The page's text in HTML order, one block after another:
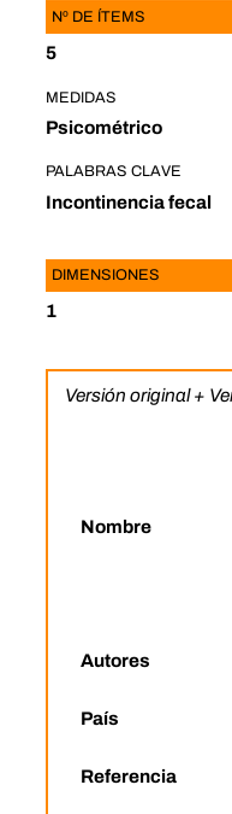
Nº DE ÍTEMS
5
MEDIDAS
Psicométrico
PALABRAS CLAVE
Incontinencia fecal
DIMENSIONES
1
Versión original +
Nombre
Autores
País
Referencia